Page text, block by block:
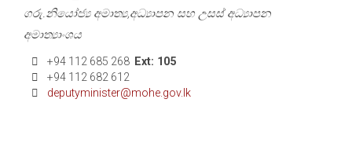
ගරු.නියෝජ්‍ය අමාත්‍ය,අධ්‍යාපන සහ උසස් අධ්‍යාපන
අමාත්‍යාංශය
+94 112 685 268 Ext: 105
+94 112 682 612
deputyminister@mohe.gov.lk